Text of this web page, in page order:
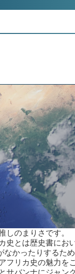
しのまりさです
とは歴史書にお
かったりするた
リカ史の魅力を
バンナにジャン